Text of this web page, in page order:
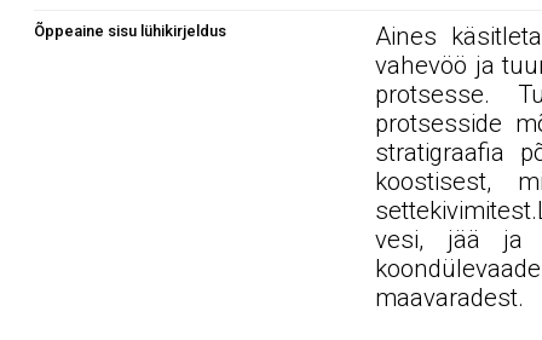
Õppeaine sisu lühikirjeldus
Aines
vahevöö ja
protsesse.
protsesside
stratigraafia
koostisest,
vesi, jää ja
maavaradest.